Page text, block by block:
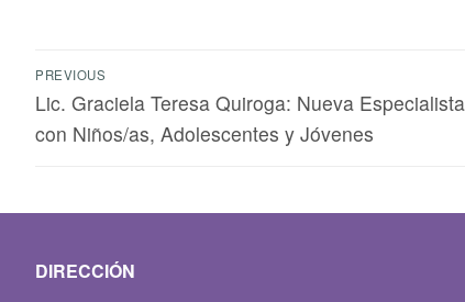
PREVIOUS
Lic. Graciela Teresa Quiroga: Nueva
con Niños/as, Adolescentes y Jóvenes
DIRECCIÓN